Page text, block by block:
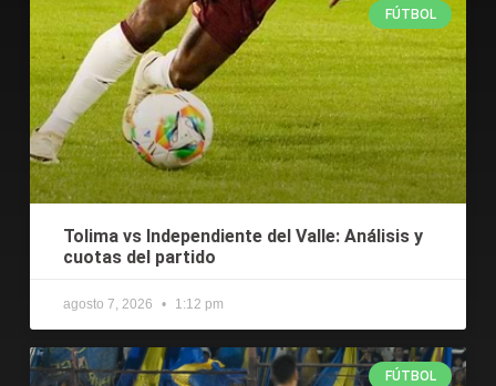
FÚTBOL
Tolima vs Independiente del Valle: Análisis y
cuotas del partido
agosto 7, 2026 1:12 pm
FÚTBOL